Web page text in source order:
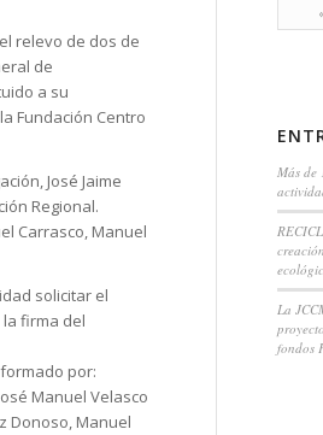
relevo de dos de
de
a su
Fundación Centro
José Jaime
Regional.
Carrasco, Manuel
solicitar el
la firma del
por:
Manuel Velasco
Donoso, Manuel
Más de
La
fondos